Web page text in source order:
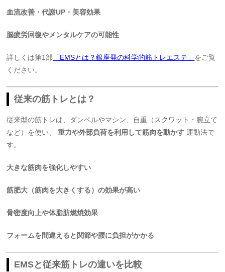
血流改善・代謝UP・美容効果
脳疲労回復やメンタルケアの可能性
詳しくは第1部 「EMSとは？銀座発の科学的筋トレエステ」 をご覧
ください。
従来の筋トレとは？
従来型の筋トレは、ダンベルやマシン、自重（スクワット・腕立て
など）を使い、重力や外部負荷を利用して筋肉を動かす 運動法で
す。
大きな筋肉を強化しやすい
筋肥大（筋肉を大きくする）の効果が高い
骨密度向上や体脂肪燃焼効果
フォームを間違えると関節や腰に負担がかかる
EMSと従来筋トレの違いを比較